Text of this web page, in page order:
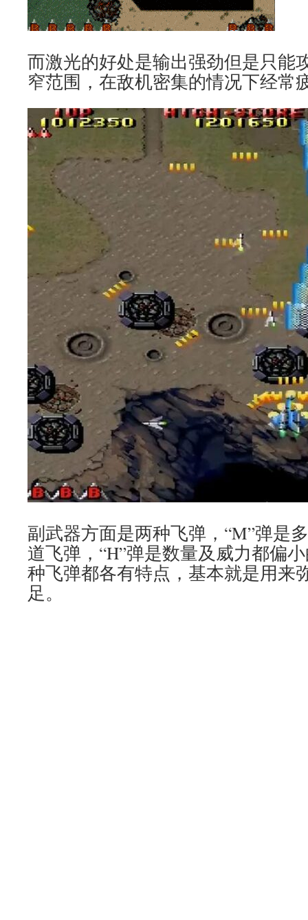
而激光的好处是输出强劲但是只能
窄范围，在敌机密集的情况下经常
副武器方面是两种飞弹，“M”弹是
道飞弹，“H”弹是数量及威力都偏
种飞弹都各有特点，基本就是用来
足。